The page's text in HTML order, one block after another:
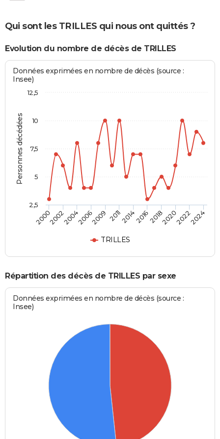
Qui sont les TRILLES qui nous ont quittés ?
Evolution du nombre de décès de TRILLES
Personnes décédées
Données exprimées en nombre de décès (source :
Insee)
TRILLES
20002002200420062009 2011201420162018202020222024
10
2,5
5
7,5
12,5
Répartition des décès de TRILLES par sexe
Données exprimées en nombre de décès (source :
Insee)